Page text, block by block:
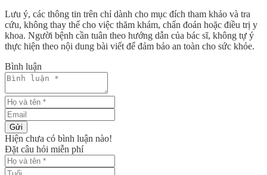
Lưu ý, các thông tin trên chỉ dành cho mục đích tham khảo và tra
cứu, không thay thế cho việc thăm khám, chẩn đoán hoặc điều trị y
khoa. Người bệnh cần tuân theo hướng dẫn của bác sĩ, không tự ý
thực hiện theo nội dung bài viết để đảm bảo an toàn cho sức khỏe.
Bình luận
Gửi
Hiện chưa có bình luận nào!
Đặt câu hỏi miễn phí